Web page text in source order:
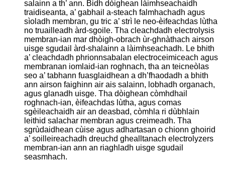
salainn a th’ ann. Bidh dòighean làimhseachaidh
traidiseanta, a’ gabhail a-steach falmhachadh agus
sìoladh membran, gu tric a’ strì le neo-èifeachdas lùtha
no truailleadh àrd-sgoile. Tha cleachdadh electrolysis
membran-ian mar dhòigh-obrach ùr-ghnàthach airson
uisge sgudail àrd-shalainn a làimhseachadh. Le bhith
a’ cleachdadh phrionnsabalan electroceimiceach agus
membranan iomlaid-ian roghnach, tha an teicneòlas
seo a’ tabhann fuasglaidhean a dh’fhaodadh a bhith
ann airson faighinn air ais salainn, lobhadh organach,
agus glanadh uisge. Tha dòighean còmhdhail
roghnach-ian, èifeachdas lùtha, agus comas
sgèileachaidh air an deasbad, còmhla ri dùbhlain
leithid salachar membran agus creimeadh. Tha
sgrùdaidhean cùise agus adhartasan o chionn ghoirid
a’ soilleireachadh dreuchd ghealltanach electrolyzers
membran-ian ann an riaghladh uisge sgudail
seasmhach.